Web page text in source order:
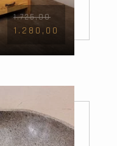
1.725,00
1.280,00